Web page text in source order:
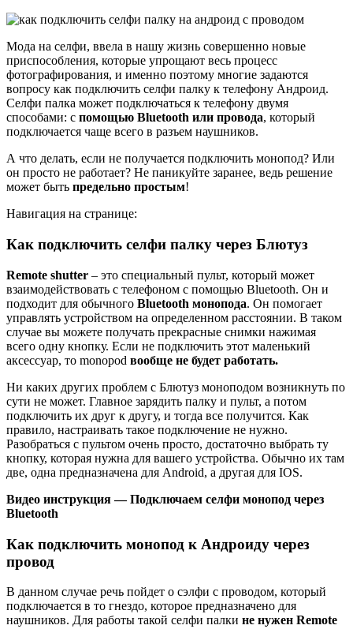
Мода на селфи, ввела в нашу жизнь совершенно новые
приспособления, которые упрощают весь процесс
фотографирования, и именно поэтому многие задаются
вопросу как подключить селфи палку к телефону Андроид.
Селфи палка может подключаться к телефону двумя
способами: с помощью Bluetooth или провода, который
подключается чаще всего в разъем наушников.
А что делать, если не получается подключить монопод? Или
он просто не работает? Не паникуйте заранее, ведь решение
может быть предельно простым!
Навигация на странице:
Как подключить селфи палку через Блютуз
Remote shutter – это специальный пульт, который может
взаимодействовать с телефоном с помощью Bluetooth. Он и
подходит для обычного Bluetooth монопода. Он помогает
управлять устройством на определенном расстоянии. В таком
случае вы можете получать прекрасные снимки нажимая
всего одну кнопку. Если не подключить этот маленький
аксессуар, то monopod вообще не будет работать.
Ни каких других проблем с Блютуз моноподом возникнуть по
сути не может. Главное зарядить палку и пульт, а потом
подключить их друг к другу, и тогда все получится. Как
правило, настраивать такое подключение не нужно.
Разобраться с пультом очень просто, достаточно выбрать ту
кнопку, которая нужна для вашего устройства. Обычно их там
две, одна предназначена для Android, а другая для IOS.
Видео инструкция — Подключаем селфи монопод через
Bluetooth
Как подключить монопод к Андроиду через
провод
В данном случае речь пойдет о сэлфи с проводом, который
подключается в то гнездо, которое предназначено для
наушников. Для работы такой селфи палки не нужен Remote